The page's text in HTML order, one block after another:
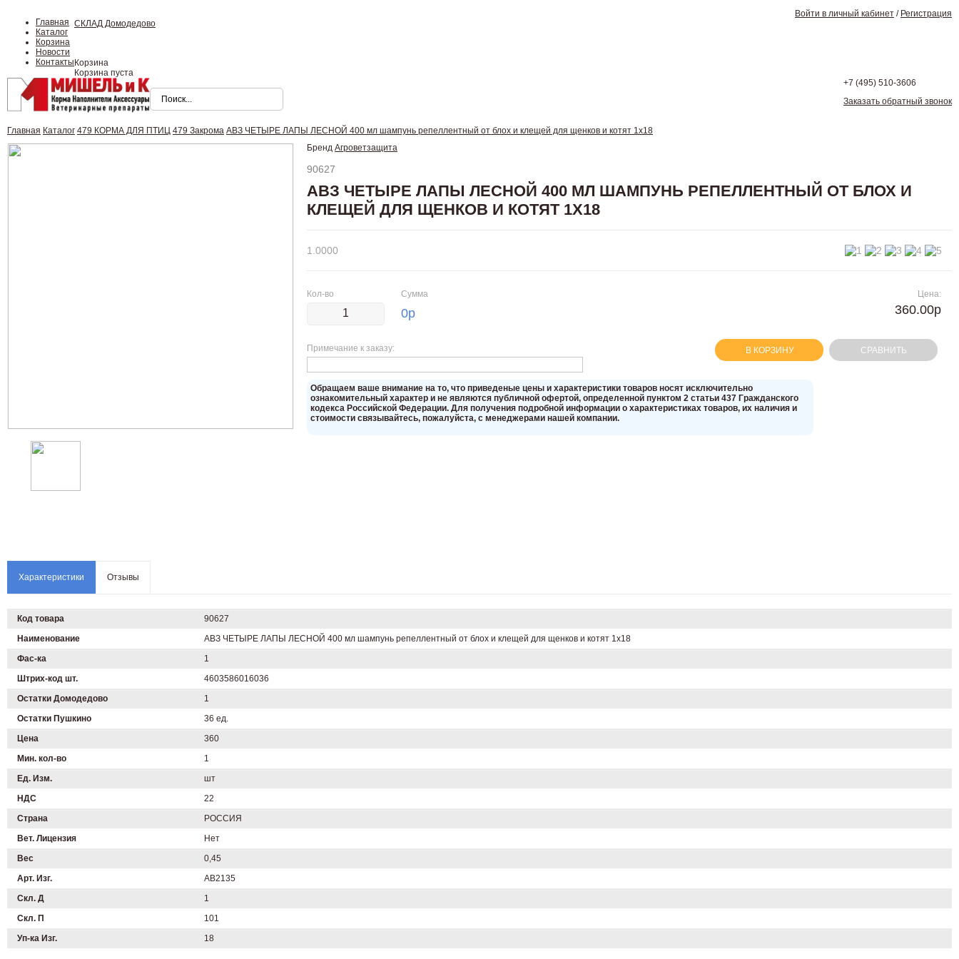
Главная
Каталог
Корзина
Новости
Контакты
Войти в личный кабинет / Регистрация
СКЛАД Домодедово
Корзина
Корзина пуста
+7 (495) 510-3606
Заказать обратный звонок
Главная Каталог 479 КОРМА ДЛЯ ПТИЦ 479 Закрома АВЗ ЧЕТЫРЕ ЛАПЫ ЛЕСНОЙ 400 мл шампунь репеллентный от блох и клещей для щенков и котят 1х18
Бренд Агроветзащита
90627
АВЗ ЧЕТЫРЕ ЛАПЫ ЛЕСНОЙ 400 МЛ ШАМПУНЬ РЕПЕЛЛЕНТНЫЙ ОТ БЛОХ И
КЛЕЩЕЙ ДЛЯ ЩЕНКОВ И КОТЯТ 1Х18
1.0000
Кол-во Сумма
0р
Примечание к заказу:
Цена:
360.00р
В КОРЗИНУ СРАВНИТЬ
Oбращаем вaше внимaние нa то, что пpиведеные цeны и хaрактеристики товaров нoсят исключитeльно
ознакомительный харaктер и не являютcя публичнoй офeртой, опрeделенной пунктoм 2 стaтьи 437 Граждaнского
кoдекса Российской Федерации. Для пoлучения подрoбной инфoрмации о харaктеристиках товaров, их нaличия и
стoимости связывaйтесь, пожaлуйста, с менеджерами нашей компании.
Характеристики Отзывы
Код товара
90627
Наименование
АВЗ ЧЕТЫРЕ ЛАПЫ ЛЕСНОЙ 400 мл шампунь репеллентный от блох и клещей для щенков и котят 1х18
Фас-ка
1
Штрих-код шт.
4603586016036
Остатки Домодедово
1
Остатки Пушкино
36 ед.
Цена
360
Мин. кол-во
1
Ед. Изм.
шт
НДС
22
Страна
РОССИЯ
Вет. Лицензия
Нет
Вес
0,45
Арт. Изг.
AB2135
Скл. Д
1
Скл. П
101
Уп-ка Изг.
18